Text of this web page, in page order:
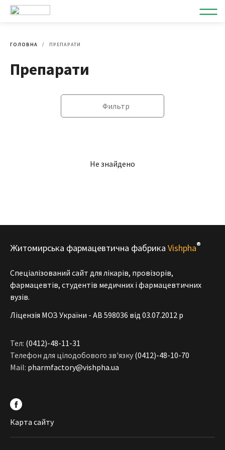
ГОЛОВНА ПРЕПАРАТИ
Препарати
Фильтр
Не знайдено
Житомирська фармацевтична фабрика Vishpha®
Спеціалізований сайт для лікарів, провізорів,
фармацевтів, студентів медичних і фармацевтичних
вузів.
Ліцензія МОЗ України - АВ 598036 від 03.07.2012 р
Тел: (0412)-48-11-31
Телефон для цілодобового зв'язку (0412)-48-10-70
Mail: pharmfactory@vishpha.ua
Карта сайту